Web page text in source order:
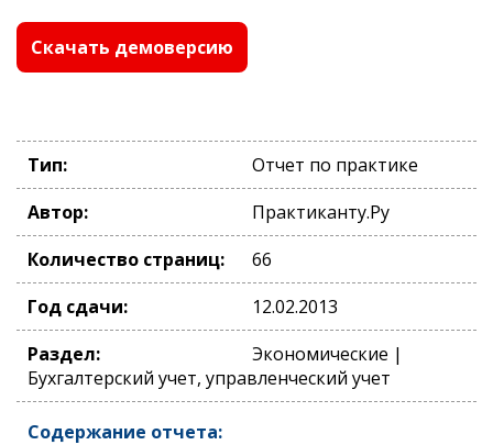
Скачать демоверсию
Тип:
Отчет по практике
Автор:
Практиканту.Ру
Количество страниц:
66
Год сдачи:
12.02.2013
Раздел:
Экономические |
Бухгалтерский учет, управленческий учет
Содержание отчета: